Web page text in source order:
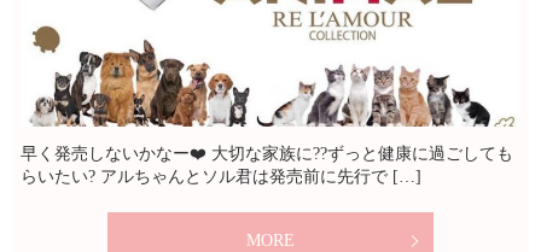
早く発売しないかなー❤️ 大切な家族に??ずっと健康に過ごしても
らいたい? アルちゃんとソル君は発売前に先行で […]
MORE